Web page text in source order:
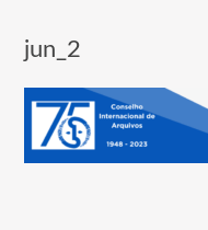
jun_2